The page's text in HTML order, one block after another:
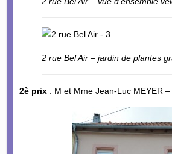
2 rue Bel Air – jardin de plantes
2è prix: M et Mme Jean-Luc MEYER